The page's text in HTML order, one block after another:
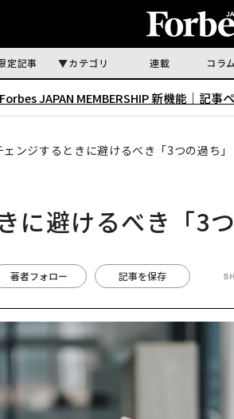
定記事 カテゴリ 連載 コラ
Forbes JAPAN MEMBERSHIP 新機能｜ 記事
ンジするときに避けるべき「3つの過ち」
に避けるべき「3つ
著者フォロー 記事を保存